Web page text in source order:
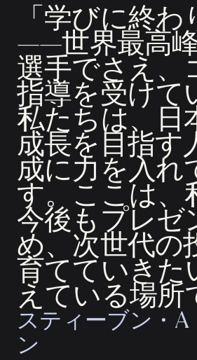
「学びに終
——世界最高
選手でさえ、
指導を受けて
私たちは、日
成長を目指す
成に力を入れ
す。ここは、
今後もプレゼ
め、次世代の
育てていきた
えている場所
スティーブン・A
ン